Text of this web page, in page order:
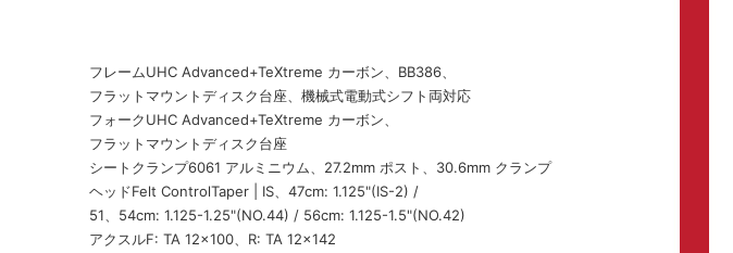
フレームUHC Advanced+TeXtreme カーボン、BB386、
フラットマウントディスク台座、機械式電動式シフト両対応
フォークUHC Advanced+TeXtreme カーボン、
フラットマウントディスク台座
シートクランプ6061 アルミニウム、27.2mm ポスト、30.6mm クランプ
ヘッドFelt ControlTaper | IS、47cm: 1.125"(IS-2) /
51、54cm: 1.125-1.25"(NO.44) / 56cm: 1.125-1.5"(NO.42)
アクスルF: TA 12×100、R: TA 12×142